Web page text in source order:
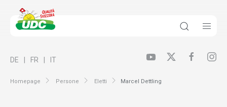
Homepage Persone Eletti Marcel Dettling
DE FR IT